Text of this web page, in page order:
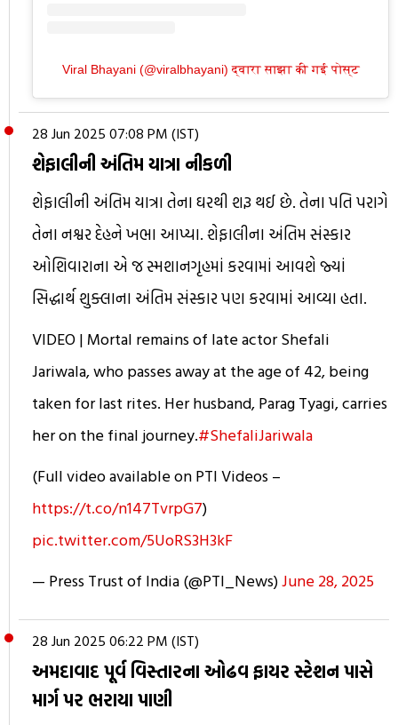
Viral Bhayani (@viralbhayani) द्वारा साझा की गई पोस्ट
28 Jun 2025 07:08 PM (IST)
શેફાલીની અંતિમ યાત્રા નીકળી
શેફાલીની અંતિમ યાત્રા તેના ઘરથી શરૂ થઈ છે. તેના પતિ પરાગે
તેના નશ્વર દેહને ખભા આપ્યા. શેફાલીના અંતિમ સંસ્કાર
ઓશિવારાના એ જ સ્મશાનગૃહમાં કરવામાં આવશે જ્યાં
સિદ્ધાર્થ શુક્લાના અંતિમ સંસ્કાર પણ કરવામાં આવ્યા હતા.
VIDEO | Mortal remains of late actor Shefali
Jariwala, who passes away at the age of 42, being
taken for last rites. Her husband, Parag Tyagi, carries
her on the final journey.#ShefaliJariwala
(Full video available on PTI Videos –
https://t.co/n147TvrpG7)
pic.twitter.com/5UoRS3H3kF
— Press Trust of India (@PTI_News)June 28, 2025
28 Jun 2025 06:22 PM (IST)
અમદાવાદ પૂર્વ વિસ્તારના ઓઢવ ફાયર સ્ટેશન પાસે
માર્ગ પર ભરાયા પાણી